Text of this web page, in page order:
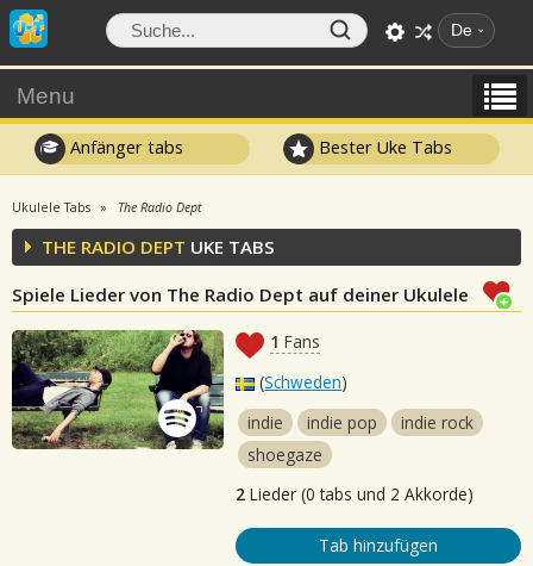
De
Menu
Anfänger tabs Bester Uke Tabs
Ukulele Tabs The Radio Dept
THE RADIO DEPT UKE TABS
Spiele Lieder von The Radio Dept auf deiner Ukulele
1 Fans
(Schweden)
indie
indie pop
indie rock
shoegaze
2 Lieder (0 tabs und 2 Akkorde)
Tab hinzufügen